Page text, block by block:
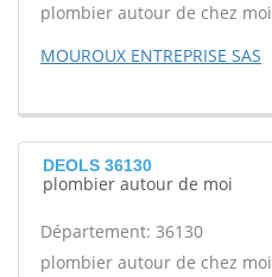
plombier autour de chez moi
MOUROUX ENTREPRISE SAS
DEOLS 36130
plombier autour de moi
Département: 36130
plombier autour de chez moi